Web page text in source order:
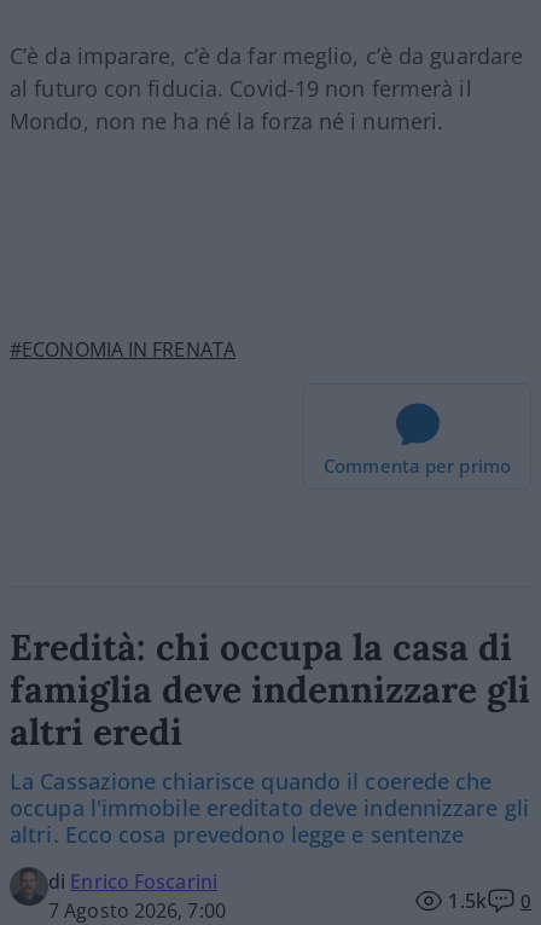
C’è da imparare, c’è da far meglio, c’è da guardare
al futuro con fiducia. Covid-19 non fermerà il
Mondo, non ne ha né la forza né i numeri.
#ECONOMIA IN FRENATA
Commenta per primo
Eredità: chi occupa la casa di
famiglia deve indennizzare gli
altri eredi
La Cassazione chiarisce quando il coerede che
occupa l'immobile ereditato deve indennizzare gli
altri. Ecco cosa prevedono legge e sentenze
di Enrico Foscarini
7 Agosto 2026, 7:00
1.5k 0